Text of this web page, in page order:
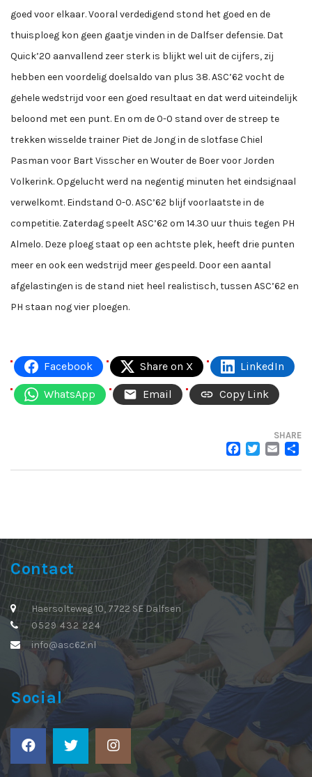
goed voor elkaar. Vooral verdedigend stond het goed en de
thuisploeg kon geen gaatje vinden in de Dalfser defensie. Dat
Quick’20 aanvallend zeer sterk is blijkt wel uit de cijfers, zij
hebben een voordelig doelsaldo van plus 38. ASC’62 vocht de
gehele wedstrijd voor een goed resultaat en dat werd uiteindelijk
beloond met een punt. En om de 0-0 stand over de streep te
trekken wisselde trainer Piet de Jong in de slotfase Chiel
Pasman voor Bart Visscher en Wouter de Boer voor Jorden
Volkerink. Opgelucht werd na negentig minuten het eindsignaal
verwelkomt. Eindstand 0-0. ASC’62 blijf voorlaatste in de
competitie. Zaterdag speelt ASC’62 om 14.30 uur thuis tegen PH
Almelo. Deze ploeg staat op een achtste plek, heeft drie punten
meer en ook een wedstrijd meer gespeeld. Door een aantal
afgelastingen is de stand niet heel realistisch, tussen ASC’62 en
PH staan nog vier ploegen.
Facebook Share on X LinkedIn
WhatsApp Email Copy Link
SHARE
Contact
Haersolteweg 10, 7722 SE Dalfsen
0529 432 224
info@asc62.nl
Social